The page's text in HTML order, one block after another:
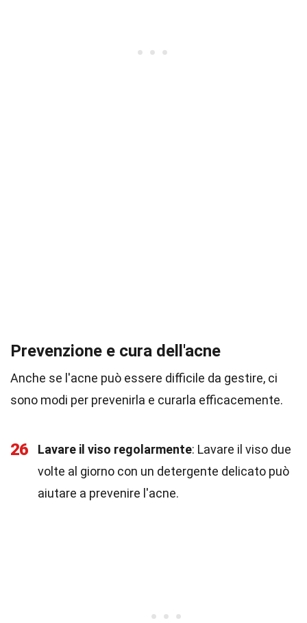
Prevenzione e cura dell'acne
Anche se l'acne può essere difficile da gestire, ci
sono modi per prevenirla e curarla efficacemente.
26 Lavare il viso regolarmente: Lavare il viso due
volte al giorno con un detergente delicato può
aiutare a prevenire l'acne.